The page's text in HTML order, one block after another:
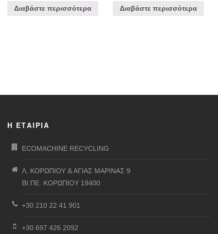
Διαβάστε περισσότερα Διαβάστε περισσότερα
Η ΕΤΑΙΡΊΑ
ECOMACHINE RECYCLING
Λ. ΚΟΡΩΠΙΟΥ & ΑΓΙΑΣ ΜΑΡΙΝΑΣ 9
ΒΙ.ΠΕ. ΚΟΡΩΠΙΟΥ 19400
+30 210 22 41 901
+30 697 426 2092